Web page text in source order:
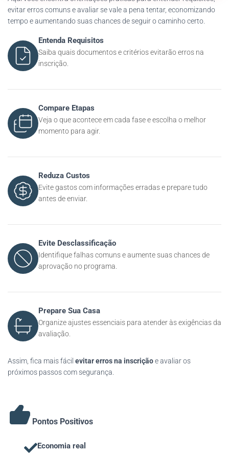
evitar erros comuns e avaliar se vale a pena tentar, economizando
tempo e aumentando suas chances de seguir o caminho certo.
Entenda Requisitos
Saiba quais documentos e critérios evitarão erros na
inscrição.
Compare Etapas
Veja o que acontece em cada fase e escolha o melhor
momento para agir.
Reduza Custos
Evite gastos com informações erradas e prepare tudo
antes de enviar.
Evite Desclassificação
Identifique falhas comuns e aumente suas chances de
aprovação no programa.
Prepare Sua Casa
Organize ajustes essenciais para atender às exigências da
avaliação.
Assim, fica mais fácil evitar erros na inscriçãoe avaliar os
próximos passos com segurança.
Pontos Positivos
Economia real